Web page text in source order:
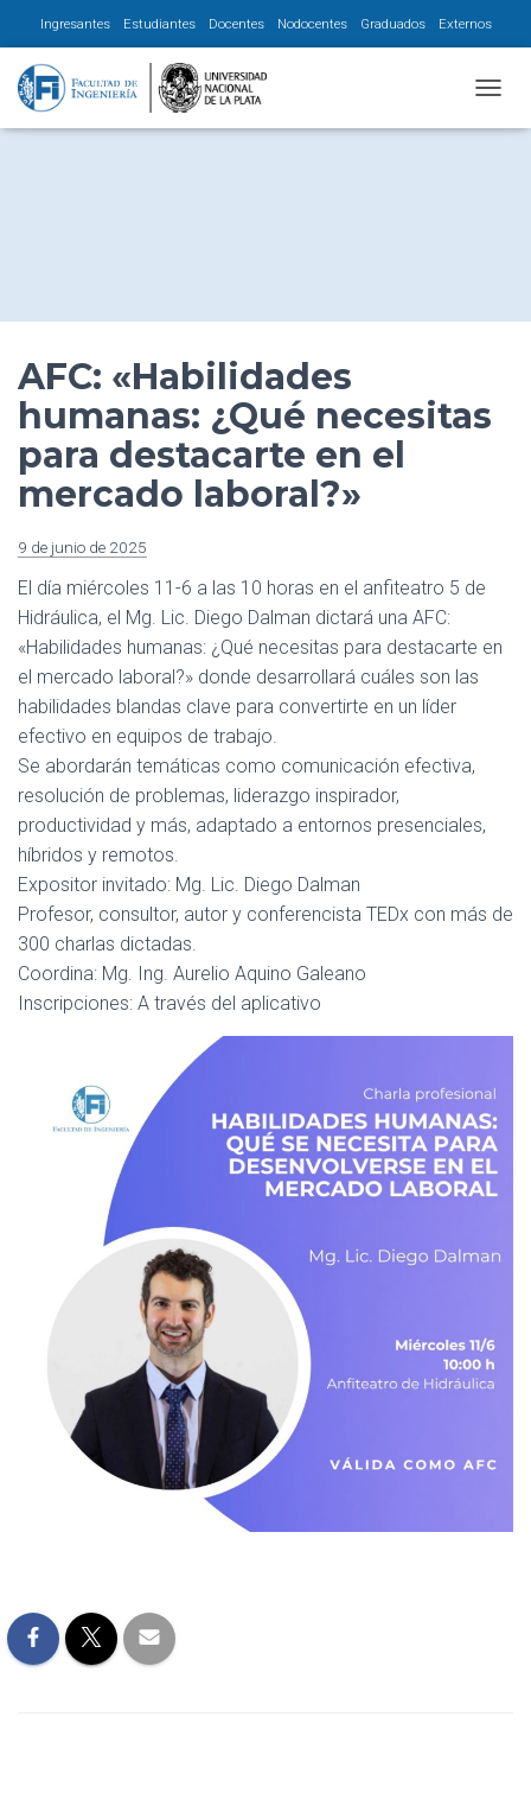
Ingresantes Estudiantes Docentes Nodocentes Graduados Externos
AFC: «Habilidades
humanas: ¿Qué necesitas
para destacarte en el
mercado laboral?»
9 de junio de 2025
El día miércoles 11-6 a las 10 horas en el anfiteatro 5 de
Hidráulica, el Mg. Lic. Diego Dalman dictará una AFC:
«Habilidades humanas: ¿Qué necesitas para destacarte en
el mercado laboral?» donde desarrollará cuáles son las
habilidades blandas clave para convertirte en un líder
efectivo en equipos de trabajo.
Se abordarán temáticas como comunicación efectiva,
resolución de problemas, liderazgo inspirador,
productividad y más, adaptado a entornos presenciales,
híbridos y remotos.
Expositor invitado: Mg. Lic. Diego Dalman
Profesor, consultor, autor y conferencista TEDx con más de
300 charlas dictadas.
Coordina: Mg. Ing. Aurelio Aquino Galeano
Inscripciones: A través del aplicativo